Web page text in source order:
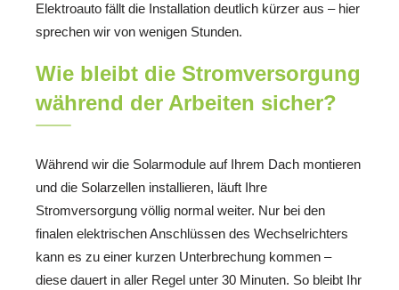
Elektroauto fällt die Installation deutlich kürzer aus – hier
sprechen wir von wenigen Stunden.
Wie bleibt die Stromversorgung
während der Arbeiten sicher?
Während wir die Solarmodule auf Ihrem Dach montieren
und die Solarzellen installieren, läuft Ihre
Stromversorgung völlig normal weiter. Nur bei den
finalen elektrischen Anschlüssen des Wechselrichters
kann es zu einer kurzen Unterbrechung kommen –
diese dauert in aller Regel unter 30 Minuten. So bleibt Ihr